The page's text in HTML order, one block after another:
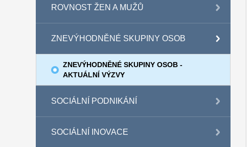
ROVNOST ŽEN A MUŽŮ
ZNEVÝHODNĚNÉ SKUPINY OSOB
ZNEVÝHODNĚNÉ SKUPINY OSOB -
AKTUÁLNÍ VÝZVY
SOCIÁLNÍ PODNIKÁNÍ
SOCIÁLNÍ INOVACE